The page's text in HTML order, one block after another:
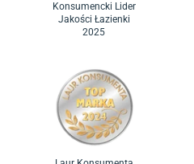
Konsumencki Lider
Jakości Łazienki
2025